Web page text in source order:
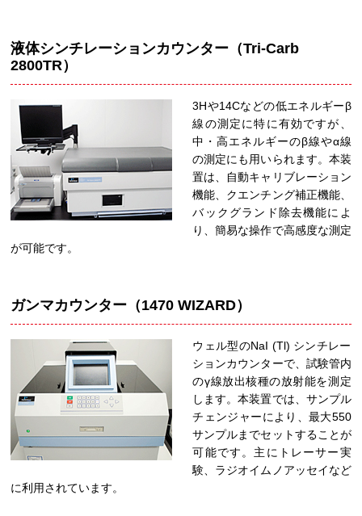
液体シンチレーションカウンター（Tri-Carb
2800TR）
3Hや14Cなどの低エネルギーβ
線の測定に特に有効ですが、
中・高エネルギーのβ線やα線
の測定にも用いられます。本装
置は、自動キャリブレーション
機能、クエンチング補正機能、
バックグランド除去機能によ
り、簡易な操作で高感度な測定
が可能です。
ガンマカウンター（1470 WIZARD）
ウェル型のNaI (Tl) シンチレー
ションカウンターで、試験管内
のγ線放出核種の放射能を測定
します。本装置では、サンプル
チェンジャーにより、最大550
サンプルまでセットすることが
可能です。主にトレーサー実
験、ラジオイムノアッセイなど
に利用されています。